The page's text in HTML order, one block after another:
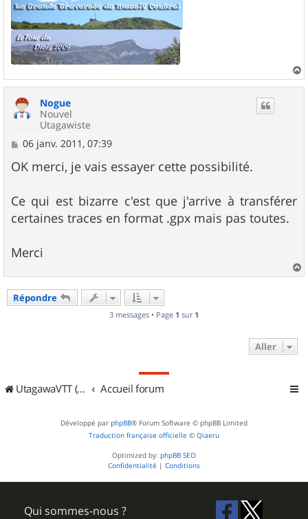
a
Nogue
Nouvel
Utagawiste
M
s
s
g
e
06 janv. 2011, 07:39
OK merci, je vais essayer cette possibilité.
Ce qui est bizarre c'est que j'arrive à transférer
certaines traces en format .gpx mais pas toutes.
Merci
a
Répondre
3 messages • Page 1 sur 1
Aller
UtagawaVTT (Randos VTT et VTTAE avec traces GPS) Accueil forum
Développé par phpBB® Forum Software © phpBB Limited
Traduction française officielle © Qiaeru
Optimized by: phpBB SEO
Confidentialité | Conditions
Qui sommes-nous ?